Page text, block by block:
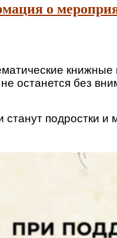
о
останется без
станут подростки